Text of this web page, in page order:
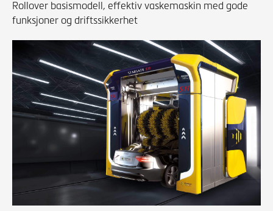
Rollover basismodell, effektiv vaskemaskin med gode
funksjoner og driftssikkerhet